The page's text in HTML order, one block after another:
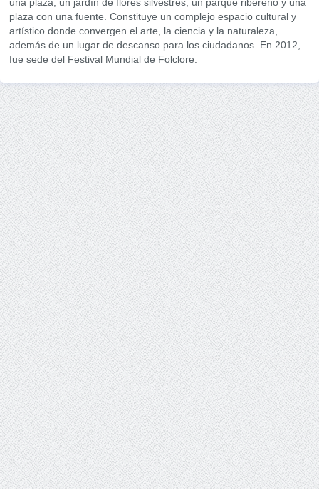
una plaza, un jardín de flores silvestres, un parque ribereño y una
plaza con una fuente. Constituye un complejo espacio cultural y
artístico donde convergen el arte, la ciencia y la naturaleza,
además de un lugar de descanso para los ciudadanos. En 2012,
fue sede del Festival Mundial de Folclore.